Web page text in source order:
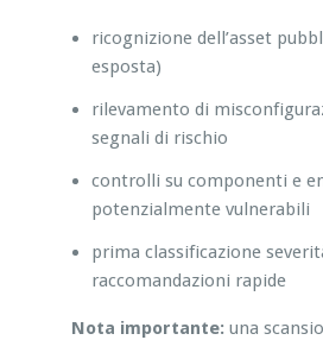
ricognizione dell’asset
esposta)
rilevamento di
segnali di rischio
controlli su componenti e
potenzialmente vulnerabili
prima classificazione
raccomandazioni rapide
Nota importante: una